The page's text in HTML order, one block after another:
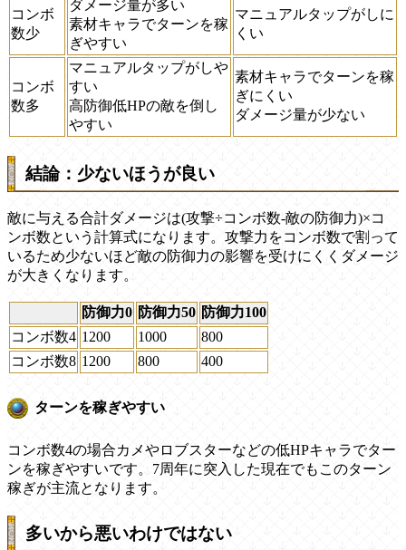
コンボ
数少
ダメージ量が多い
素材キャラでターンを稼
ぎやすい
マニュアルタップがしに
くい
コンボ
数多
マニュアルタップがしや
すい
高防御低HPの敵を倒し
やすい
素材キャラでターンを稼
ぎにくい
ダメージ量が少ない
結論：少ないほうが良い
敵に与える合計ダメージは(攻撃÷コンボ数-敵の防御力)×コ
ンボ数という計算式になります。攻撃力をコンボ数で割って
いるため少ないほど敵の防御力の影響を受けにくくダメージ
が大きくなります。
防御力0 防御力50 防御力100
コンボ数4 1200 1000
800
コンボ数8 1200 800 400
ターンを稼ぎやすい
コンボ数4の場合カメやロブスターなどの低HPキャラでター
ンを稼ぎやすいです。7周年に突入した現在でもこのターン
稼ぎが主流となります。
多いから悪いわけではない